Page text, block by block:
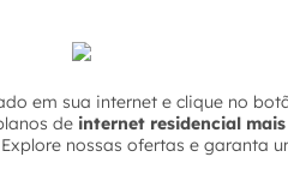
em sua internet e clique no
de internet residencial
nossas ofertas e garanta